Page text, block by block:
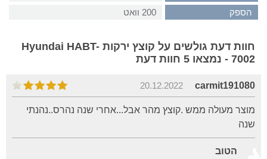
הספק
200 וואט
חוות דעת גולשים על קוצץ ירקות Hyundai HABT-
7002 - נמצאו 5 חוות דעת
carmit191080
20.12.2022
מוצר מעולה ממש .קוצץ מהר אבל...אחרי שנה נהרס..נהנתי
שנה
הטוב